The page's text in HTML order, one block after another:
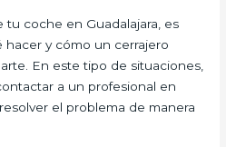
tu coche en Guadalajara, es
y cómo un cerrajero
En este tipo de situaciones,
a un profesional en
el problema de manera